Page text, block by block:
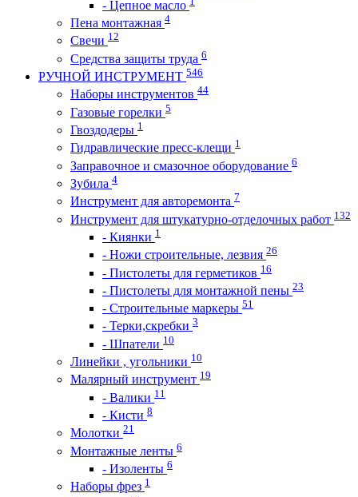
- Цепное масло
Пена монтажная 4
Свечи 12
Средства защиты труда 6
РУЧНОЙ ИНСТРУМЕНТ 546
Наборы инструментов 44
Газовые горелки 5
Гвоздодеры 1
Гидравлические пресс-клещи 1
Заправочное и смазочное оборудование 6
Зубила 4
Инструмент для авторемонта 7
Инструмент для штукатурно-отделочных работ 132
- Киянки 1
- Ножи строительные, лезвия 26
- Пистолеты для герметиков 16
- Пистолеты для монтажной пены 23
- Строительные маркеры 51
- Терки,скребки 3
- Шпатели 10
Линейки , угольники 10
Малярный инструмент 19
- Валики 11
- Кисти 8
Молотки 21
Монтажные ленты 6
- Изоленты 6
Наборы фрез 1